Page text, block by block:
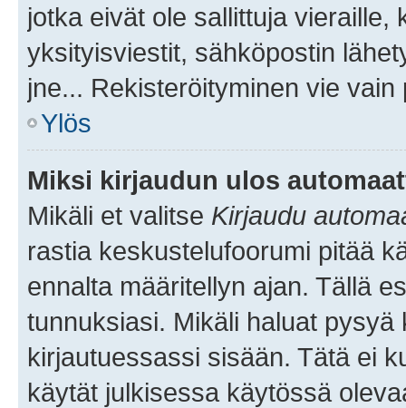
jotka eivät ole sallittuja vieraille,
yksityisviestit, sähköpostin
jne... Rekisteröityminen vie
Ylös
Miksi kirjaudun ulos
Mikäli et valitse Kirjaudu
rastia keskustelufoorumi pitää
ennalta määritellyn ajan. Tällä
tunnuksiasi. Mikäli haluat
kirjautuessassi sisään. Tätä ei
käytät julkisessa käytössä